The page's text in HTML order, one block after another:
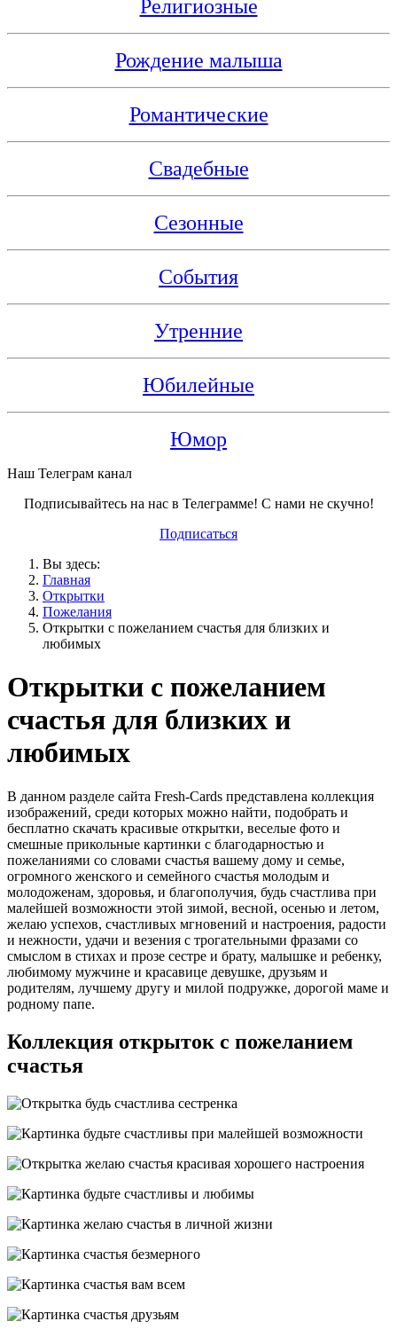
Религиозные
Рождение малыша
Романтические
Свадебные
Сезонные
События
Утренние
Юбилейные
Юмор
Наш Телеграм канал
Подписывайтесь на нас в Телеграмме! С нами не скучно!
Подписаться
Вы здесь:
Главная
Открытки
Пожелания
Открытки с пожеланием счастья для близких и
любимых
Открытки с пожеланием
счастья для близких и
любимых
В данном разделе сайта Fresh-Cards представлена коллекция
изображений, среди которых можно найти, подобрать и
бесплатно скачать красивые открытки, веселые фото и
смешные прикольные картинки с благодарностью и
пожеланиями со словами счастья вашему дому и семье,
огромного женского и семейного счастья молодым и
молодоженам, здоровья, и благополучия, будь счастлива при
малейшей возможности этой зимой, весной, осенью и летом,
желаю успехов, счастливых мгновений и настроения, радости
и нежности, удачи и везения с трогательными фразами со
смыслом в стихах и прозе сестре и брату, малышке и ребенку,
любимому мужчине и красавице девушке, друзьям и
родителям, лучшему другу и милой подружке, дорогой маме и
родному папе.
Коллекция открыток с пожеланием
счастья